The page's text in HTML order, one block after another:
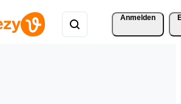
Anmelden